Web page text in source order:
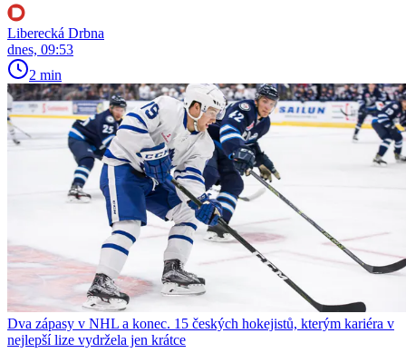
Liberecká Drbna
dnes, 09:53
2 min
Dva zápasy v NHL a konec. 15 českých hokejistů, kterým kariéra v
nejlepší lize vydržela jen krátce